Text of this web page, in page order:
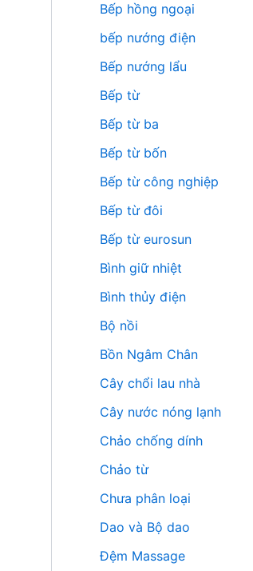
Bếp hồng ngoại
bếp nướng điện
Bếp nướng lẩu
Bếp từ
Bếp từ ba
Bếp từ bốn
Bếp từ công nghiệp
Bếp từ đôi
Bếp từ eurosun
Bình giữ nhiệt
Bình thủy điện
Bộ nồi
Bồn Ngâm Chân
Cây chổi lau nhà
Cây nước nóng lạnh
Chảo chống dính
Chảo từ
Chưa phân loại
Dao và Bộ dao
Đệm Massage